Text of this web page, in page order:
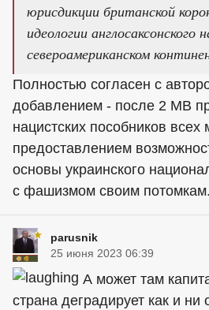
юрисдикции британской
идеологии англосаксонского
североамериканском
Полностью согласен с
добавлением - после 2 МВ
нацистских пособников всех
предоставлением
основы украинского
с фашизмом своим потомкам.
parusnik
25 июня 2023 06:39
А может там
страна деградирует как и ни